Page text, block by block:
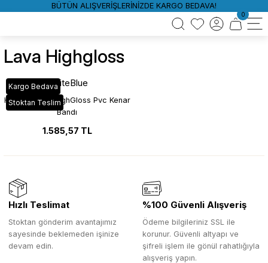
BÜTÜN ALIŞVERİŞLERİNİZDE KARGO BEDAVA!
0
Lava Highgloss
Kargo Bedava
Stoktan Teslim
WhiteBlue
HG_551 Lava HighGloss Pvc Kenar
Bandı
1.585,57 TL
Hızlı Teslimat
Stoktan gönderim avantajımız
sayesinde beklemeden işinize
devam edin.
%100 Güvenli Alışveriş
Ödeme bilgileriniz SSL ile
korunur. Güvenli altyapı ve
şifreli işlem ile gönül rahatlığıyla
alışveriş yapın.